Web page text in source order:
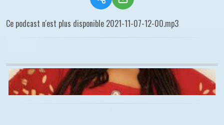
Ce podcast n'est plus disponible 2021-11-07-12-00.mp3